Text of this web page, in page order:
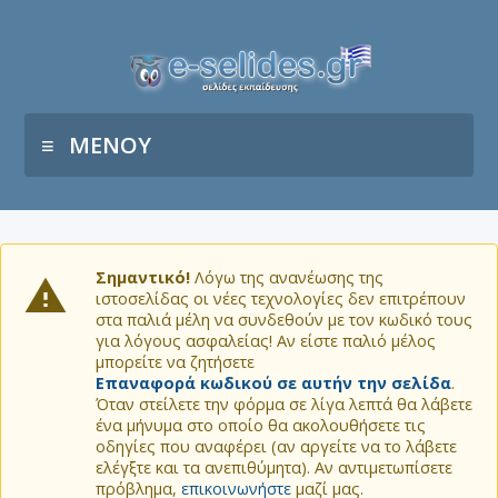
ΜΕΝΟΥ
Σημαντικό! Λόγω της ανανέωσης της
ιστοσελίδας οι νέες τεχνολογίες δεν επιτρέπουν
στα παλιά μέλη να συνδεθούν με τον κωδικό τους
για λόγους ασφαλείας! Αν είστε παλιό μέλος
μπορείτε να ζητήσετε
Επαναφορά κωδικού σε αυτήν την σελίδα.
Όταν στείλετε την φόρμα σε λίγα λεπτά θα λάβετε
ένα μήνυμα στο οποίο θα ακολουθήσετε τις
οδηγίες που αναφέρει (αν αργείτε να το λάβετε
ελέγξτε και τα ανεπιθύμητα). Αν αντιμετωπίσετε
πρόβλημα, επικοινωνήστε μαζί μας.